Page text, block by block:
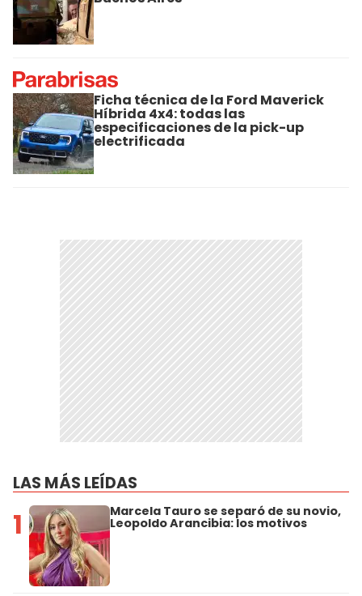
Ficha técnica de la Ford Maverick
Híbrida 4x4: todas las
especificaciones de la pick-up
electrificada
LAS MÁS LEÍDAS
1 Marcela Tauro se separó de su novio,
Leopoldo Arancibia: los motivos